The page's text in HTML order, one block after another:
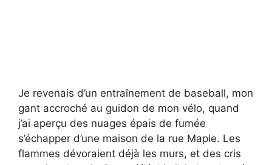
Je revenais d’un entraînement de baseball, mon
gant accroché au guidon de mon vélo, quand
j’ai aperçu des nuages épais de fumée
s’échapper d’une maison de la rue Maple. Les
flammes dévoraient déjà les murs, et des cris